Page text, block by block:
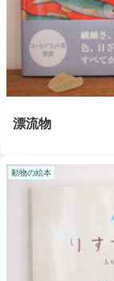
漂流物
動物の絵本